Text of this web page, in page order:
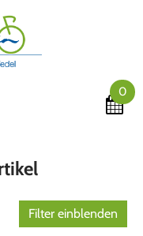
0
Filter einblenden